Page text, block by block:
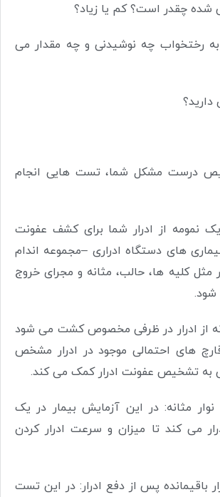
شده چقدر است؟ کم یا زیاد؟
رختخواب چه نوشیدنی و چه مقدار می
درست مشکل شما، تست هایی انجام
یک نمومه از ادرار شما برای کشف عفونت
های دستگاه ادراری –مجموعه اندام
مثل کلیه ها، حالب، مثانه و مجرای خروج
شود.
از ادرار در ظرفی مخصوص کشت می شود
های احتمالی موجود در ادرار مشخص
به تشخیص عفونت ادرار کمک می کند.
نوار مثانه: در این آزمایش بیمار در یک
می کند تا میزان و سرعت ادرار کردن
باقیمانده پس از دفع ادرار: در این تست